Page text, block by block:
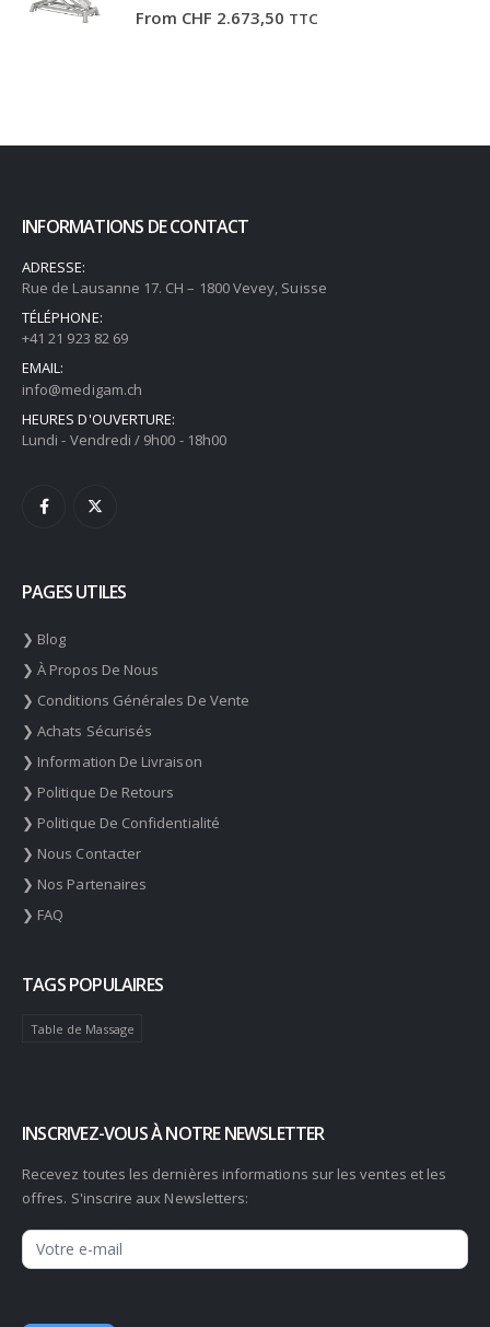
From CHF 2.673,50 TTC
INFORMATIONS DE CONTACT
ADRESSE:
Rue de Lausanne 17. CH – 1800 Vevey, Suisse
TÉLÉPHONE:
+41 21 923 82 69
EMAIL:
info@medigam.ch
HEURES D'OUVERTURE:
Lundi - Vendredi / 9h00 - 18h00
PAGES UTILES
❯ Blog
❯ À Propos De Nous
❯ Conditions Générales De Vente
❯ Achats Sécurisés
❯ Information De Livraison
❯ Politique De Retours
❯ Politique De Confidentialité
❯ Nous Contacter
❯ Nos Partenaires
❯ FAQ
TAGS POPULAIRES
Table de Massage
INSCRIVEZ-VOUS À NOTRE NEWSLETTER
Recevez toutes les dernières informations sur les ventes et les
offres. S'inscrire aux Newsletters:
Newsletter